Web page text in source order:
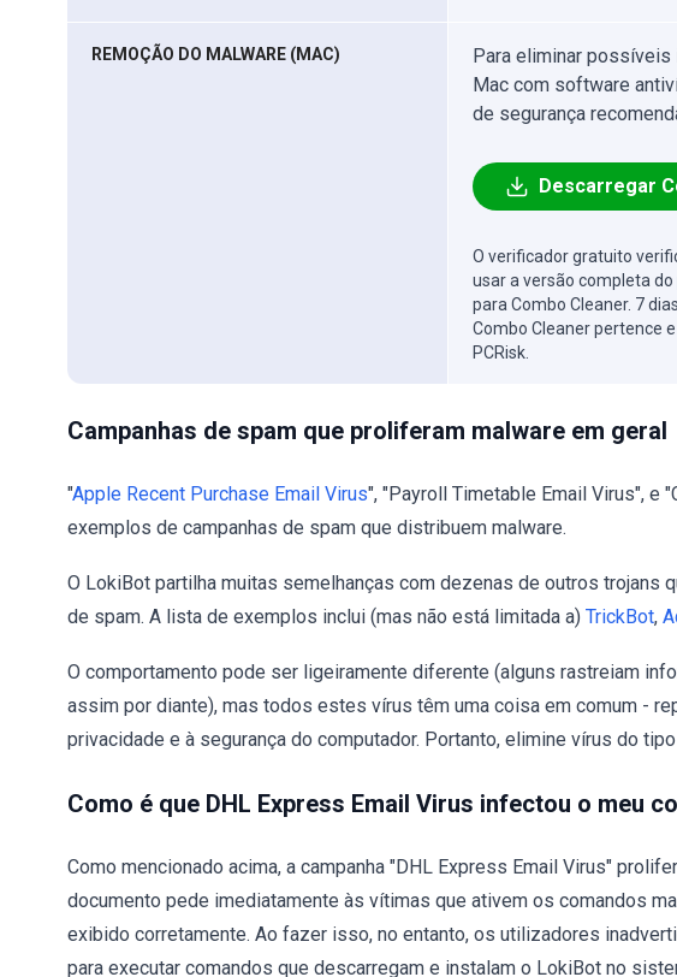
REMOÇÃO DO MALWARE (MAC)
Para eliminar
Mac com software
de segurança
Descarregar
O verificador gratuito
usar a versão completa
para Combo Cleaner. 7
Combo Cleaner pertence
PCRisk.
Campanhas de spam que proliferam malware em geral
"Apple Recent Purchase Email Virus", "Payroll Timetable Email Virus", e
exemplos de campanhas de spam que distribuem malware.
O LokiBot partilha muitas semelhanças com dezenas de outros trojans
de spam. A lista de exemplos inclui (mas não está limitada a) TrickBot,
O comportamento pode ser ligeiramente diferente (alguns rastreiam
assim por diante), mas todos estes vírus têm uma coisa em comum -
privacidade e à segurança do computador. Portanto, elimine vírus do
Como é que DHL Express Email Virus infectou o meu
Como mencionado acima, a campanha "DHL Express Email Virus"
documento pede imediatamente às vítimas que ativem os comandos
exibido corretamente. Ao fazer isso, no entanto, os utilizadores
para executar comandos que descarregam e instalam o LokiBot no